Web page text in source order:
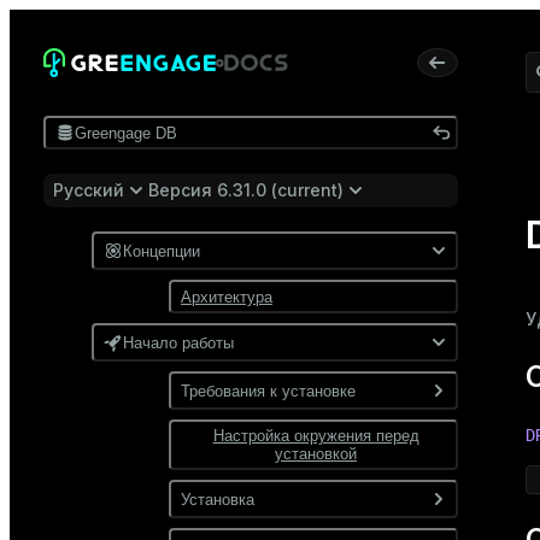
Greengage DB
Русский Версия 6.31.0 (current)
Концепции
Архитектура
Начало работы
Требования к установке
Программные требования
Требования к сети
Настройка окружения перед
установкой
Установка